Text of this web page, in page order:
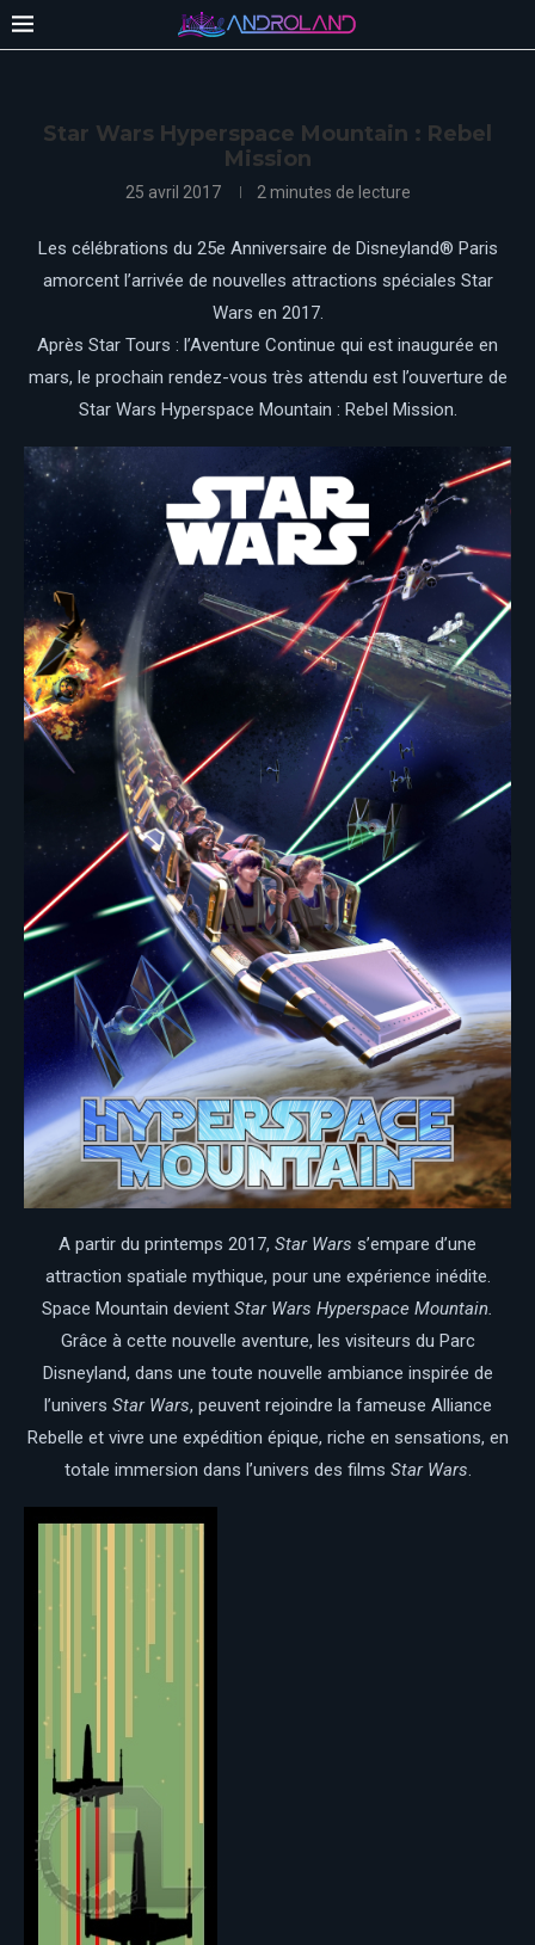
Star Wars Hyperspace Mountain : Rebel
Mission
25 avril 2017 2 minutes de lecture
Les célébrations du 25e Anniversaire de Disneyland® Paris
amorcent l’arrivée de nouvelles attractions spéciales Star
Wars en 2017.
Après Star Tours : l’Aventure Continue qui est inaugurée en
mars, le prochain rendez-vous très attendu est l’ouverture de
Star Wars Hyperspace Mountain : Rebel Mission.
A partir du printemps 2017, Star Wars s’empare d’une
attraction spatiale mythique, pour une expérience inédite.
Space Mountain devient Star Wars Hyperspace Mountain.
Grâce à cette nouvelle aventure, les visiteurs du Parc
Disneyland, dans une toute nouvelle ambiance inspirée de
l’univers Star Wars, peuvent rejoindre la fameuse Alliance
Rebelle et vivre une expédition épique, riche en sensations, en
totale immersion dans l’univers des films Star Wars